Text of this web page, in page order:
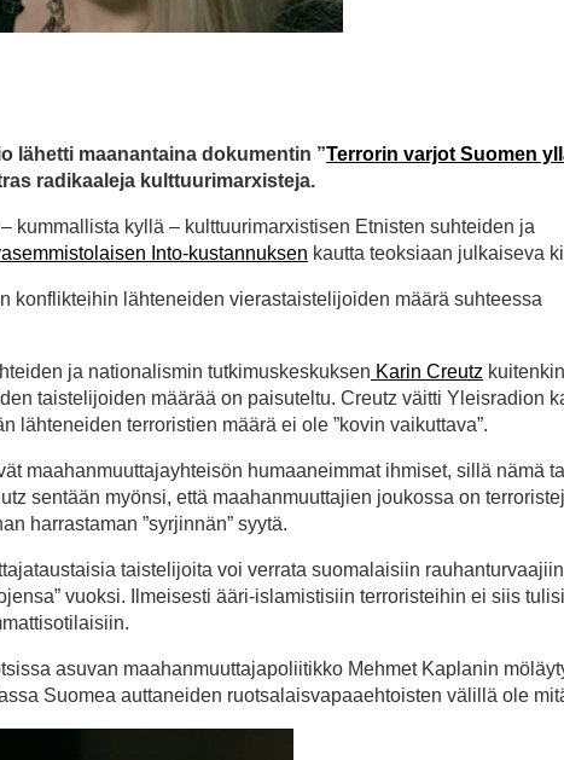
lähetti maanantaina dokumentin ”Terrorin varjot Suomen
radikaaleja kulttuurimarxisteja.
kummallista kyllä – kulttuurimarxistisen Etnisten suhteiden ja
Into-kustannuksen kautta teoksiaan julkaiseva
konflikteihin lähteneiden vierastaistelijoiden määrä suhteessa
ja nationalismin tutkimuskeskuksen Karin Creutz
taistelijoiden määrää on paisuteltu. Creutz väitti Yleisradion
lähteneiden terroristien määrä ei ole ”kovin vaikuttava”.
maahanmuuttajayhteisön humaaneimmat ihmiset, sillä nämä
sentään myönsi, että maahanmuuttajien joukossa on
harrastaman ”syrjinnän” syytä.
taistelijoita voi verrata suomalaisiin
vuoksi. Ilmeisesti ääri-islamistisiin terroristeihin ei siis tulisi
asuvan maahanmuuttajapoliitikko Mehmet Kaplanin
Suomea auttaneiden ruotsalaisvapaaehtoisten välillä ole